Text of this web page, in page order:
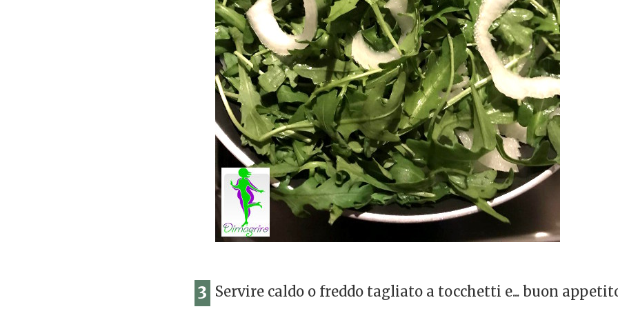
3 Servire caldo o freddo tagliato a tocchetti e... buon